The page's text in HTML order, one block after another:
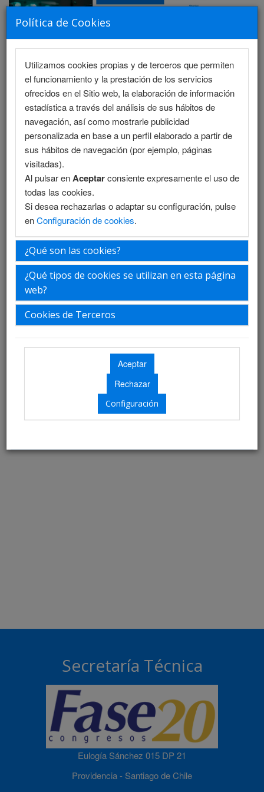
Política de Cookies
Utilizamos cookies propias y de terceros que permiten
el funcionamiento y la prestación de los servicios
ofrecidos en el Sitio web, la elaboración de información
estadística a través del análisis de sus hábitos de
navegación, así como mostrarle publicidad
personalizada en base a un perfil elaborado a partir de
sus hábitos de navegación (por ejemplo, páginas
visitadas).
Al pulsar enAceptarconsiente expresamente el uso de
todas las cookies.
Si desea rechazarlas o adaptar su configuración, pulse
enConfiguración de cookies.
¿Qué son las cookies?
¿Qué tipos de cookies se utilizan en esta página
web?
Cookies de Terceros
Configuración
MENU
Programa Científico - Salón 1
Programa Científico - Salón 2
Programa Enfermería
Programa Enfermería (PDF)
Programa PDF
Plantilla
Secretaría Técnica
Eulogía Sánchez 015 DP 21
Providencia - Santiago de Chile